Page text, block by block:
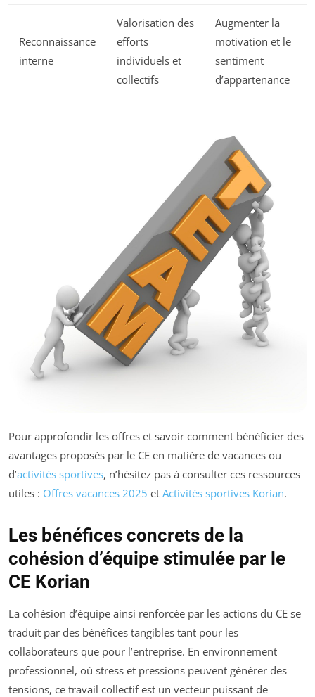
Reconnaissance
interne
Valorisation des
efforts
individuels et
collectifs
Augmenter la
motivation et le
sentiment
d’appartenance
Pour approfondir les offres et savoir comment bénéficier des
avantages proposés par le CE en matière de vacances ou
d’activités sportives, n’hésitez pas à consulter ces ressources
utiles : Offres vacances 2025 et Activités sportives Korian.
Les bénéfices concrets de la
cohésion d’équipe stimulée par le
CE Korian
La cohésion d’équipe ainsi renforcée par les actions du CE se
traduit par des bénéfices tangibles tant pour les
collaborateurs que pour l’entreprise. En environnement
professionnel, où stress et pressions peuvent générer des
tensions, ce travail collectif est un vecteur puissant de